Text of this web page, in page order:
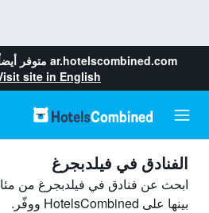
ar.hotelscombined.com متوفر
site in English
الفنادق في فيلدبجرغ
ابحث عن فنادق في فيلدبجرغ من
بينها على HotelsCombined ووفّر.